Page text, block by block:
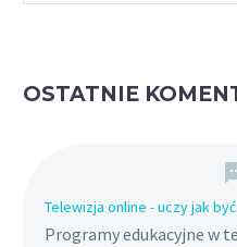
OSTATNIE
Telewizja online - uczy jak
Programy edukacyjne w